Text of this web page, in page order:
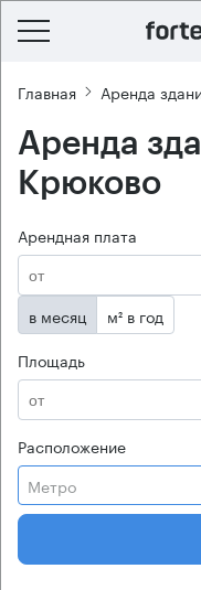
Главная Аренда
Аренда
Крюково
Арендная плата
в месяц
м² в год
Площадь
Расположение
Метро